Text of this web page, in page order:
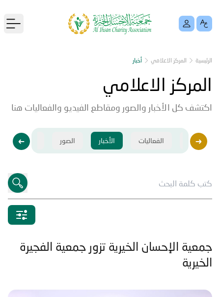
الرئيسية المركز الاعلامي أخبار
المركز الاعلامي
اكتشف كل الأخبار والصور ومقاطع الفيديو والفعاليات هنا
فيديو الفعاليات الأخبار الصور فيديو
جمعية الإحسان الخيرية تزور جمعية الفجيرة
الخيرية